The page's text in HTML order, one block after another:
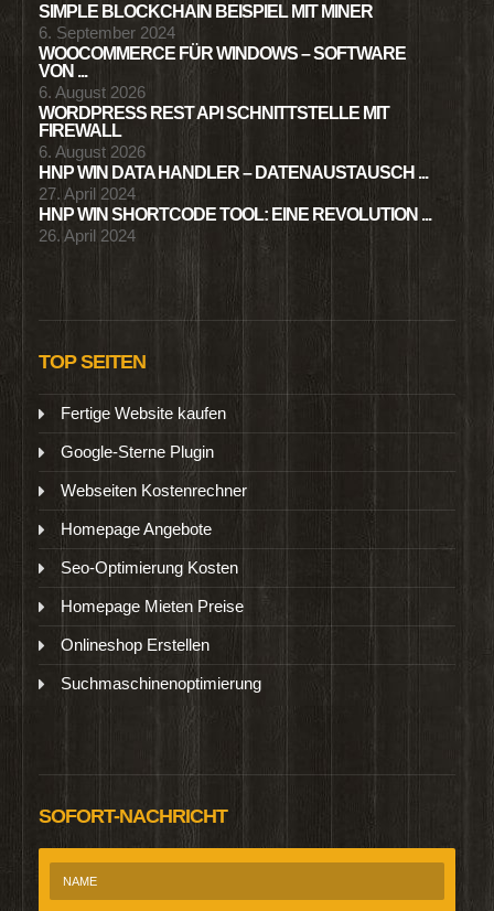
SIMPLE BLOCKCHAIN BEISPIEL MIT MINER
6. September 2024
WOOCOMMERCE FÜR WINDOWS – SOFTWARE
VON ...
6. August 2026
WORDPRESS REST API SCHNITTSTELLE MIT
FIREWALL
6. August 2026
HNP WIN DATA HANDLER – DATENAUSTAUSCH ...
27. April 2024
HNP WIN SHORTCODE TOOL: EINE REVOLUTION ...
26. April 2024
TOP SEITEN
Fertige Website kaufen
Google-Sterne Plugin
Webseiten Kostenrechner
Homepage Angebote
Seo-Optimierung Kosten
Homepage Mieten Preise
Onlineshop Erstellen
Suchmaschinenoptimierung
SOFORT-NACHRICHT